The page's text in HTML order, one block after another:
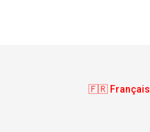
🇫🇷 Français